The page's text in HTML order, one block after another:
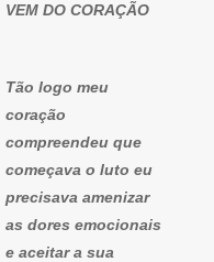
VEM DO CORAÇÃO
Tão logo meu
coração
compreendeu que
começava o luto eu
precisava amenizar
as dores emocionais
e aceitar a sua